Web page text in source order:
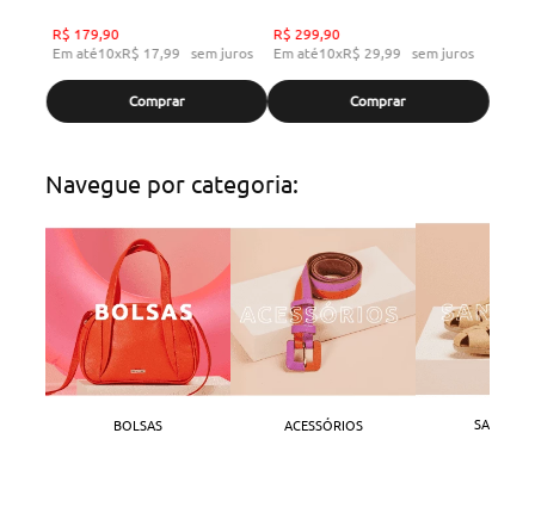
R$ 179,90
Em até10xR$ 17,99 sem juros
Comprar
R$ 299,90
Em até10xR$ 29,99 sem juros
Comprar
Navegue por categoria:
BOLSAS ACESSÓRIOS